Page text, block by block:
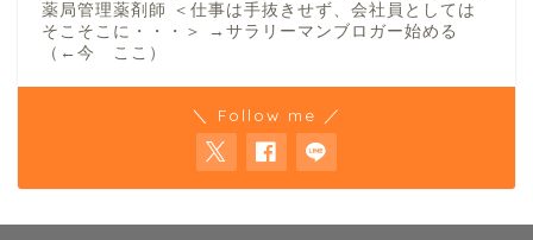
薬局管理薬剤師 ＜仕事は手抜きせず、会社員としては
そこそこに・・・＞ →サラリーマンブロガー始める
（←今 ここ）
＼ Follow me ／